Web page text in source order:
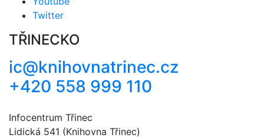
Twitter
TŘINECKO
ic@knihovnatrinec.cz
+420 558 999 110
Infocentrum Třinec
Lidická 541 (Knihovna Třinec)